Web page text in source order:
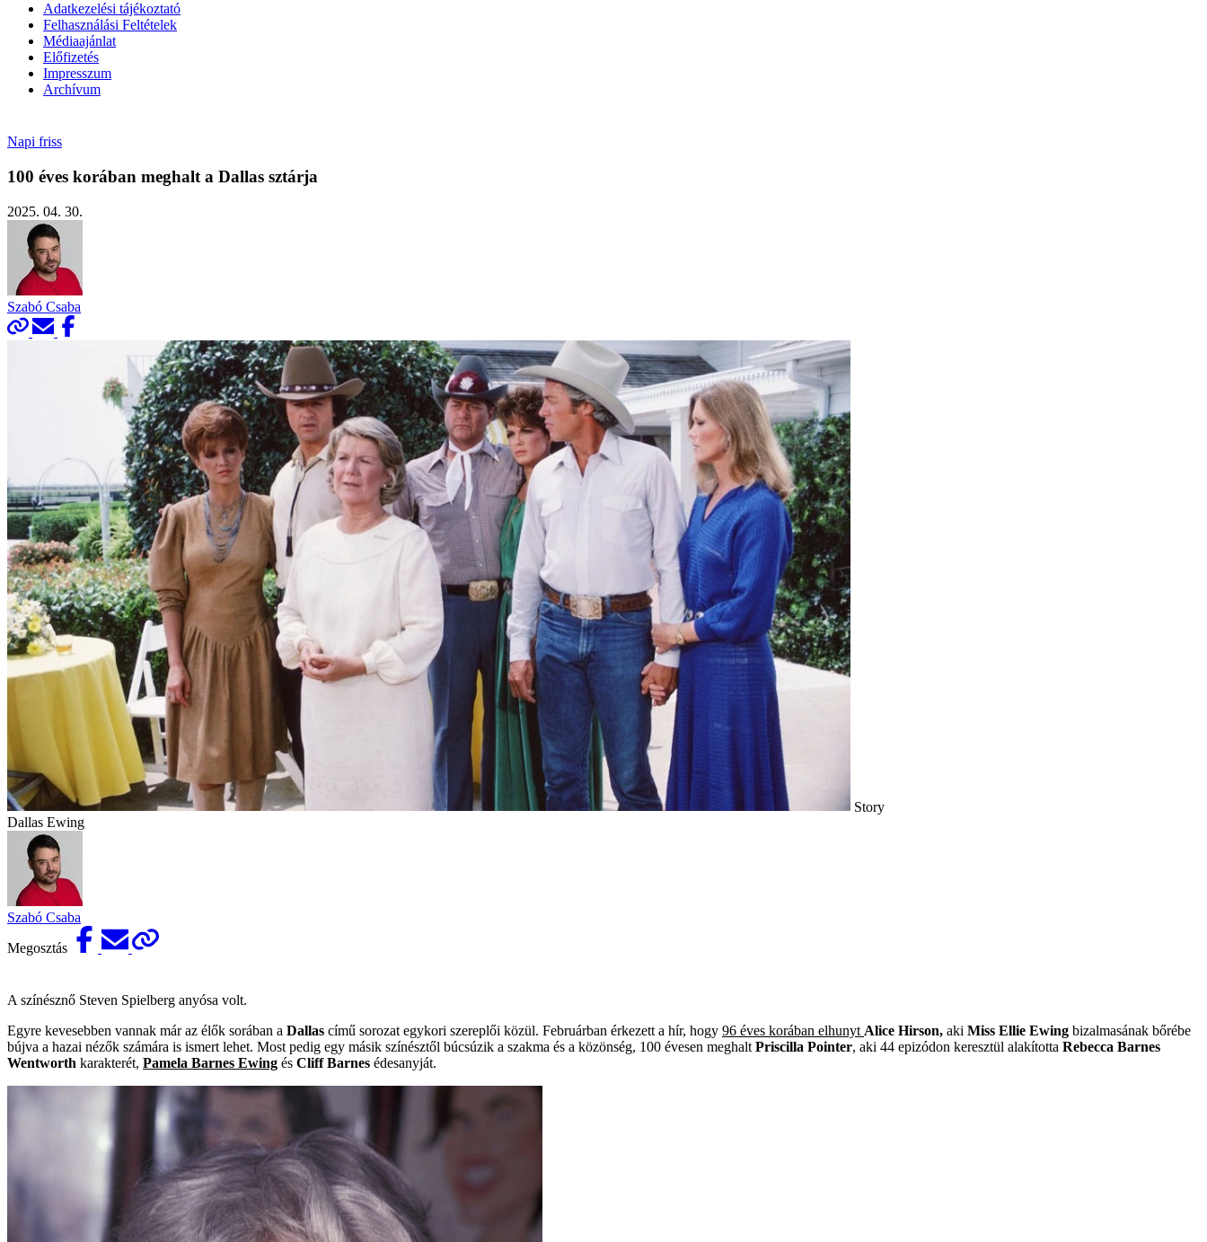
Adatkezelési tájékoztató
Felhasználási Feltételek
Médiaajánlat
Előfizetés
Impresszum
Archívum
Napi friss
100 éves korában meghalt a Dallas sztárja
2025. 04. 30.
Szabó Csaba
Story
Dallas Ewing
Szabó Csaba
Megosztás
A színésznő Steven Spielberg anyósa volt.
Egyre kevesebben vannak már az élők sorában a Dallas című sorozat egykori szereplői közül. Februárban érkezett a hír, hogy 96 éves korában elhunyt Alice Hirson, aki Miss Ellie Ewing bizalmasának bőrébe
bújva a hazai nézők számára is ismert lehet. Most pedig egy másik színésztől búcsúzik a szakma és a közönség, 100 évesen meghalt Priscilla Pointer, aki 44 epizódon keresztül alakította Rebecca Barnes
Wentworth karakterét, Pamela Barnes Ewing és Cliff Barnes édesanyját. ​